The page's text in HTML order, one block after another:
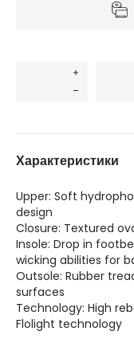
Характеристики
Upper: Soft
design
Closure: Textured
Insole: Drop in
wicking abilities for
Outsole: Rubber
surfaces
Technology: High
Flolight technology